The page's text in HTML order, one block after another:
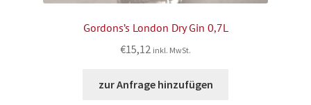
Gordons’s London Dry Gin 0,7L
€15,12 inkl. MwSt.
zur Anfrage hinzufügen